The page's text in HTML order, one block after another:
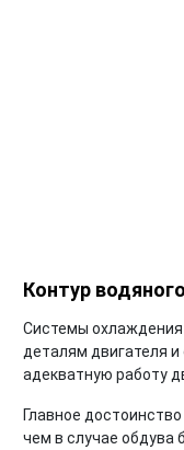
Контур
Системы
деталям двигателя
адекватную работу
Главное
чем в случае обдува